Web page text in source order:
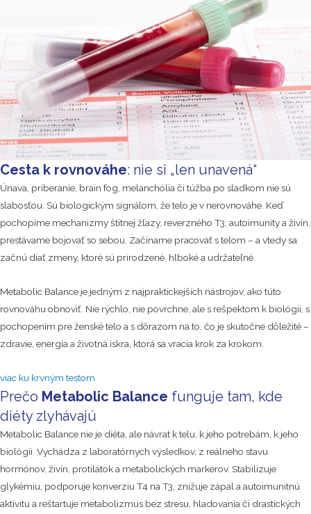
Cesta k rovnováhe: nie si „len unavená“
Únava, priberanie, brain fog, melanchólia či túžba po sladkom nie sú
slabosťou. Sú biologickým signálom, že telo je v nerovnováhe. Keď
pochopíme mechanizmy štítnej žľazy, reverzného T3, autoimunity a živín,
prestávame bojovať so sebou. Začíname pracovať s telom – a vtedy sa
začnú diať zmeny, ktoré sú prirodzené, hlboké a udržateľné.
Metabolic Balance je jedným z najpraktickejších nástrojov, ako túto
rovnováhu obnoviť. Nie rýchlo, nie povrchne, ale s rešpektom k biológii, s
pochopením pre ženské telo a s dôrazom na to, čo je skutočne dôležité –
zdravie, energia a životná iskra, ktorá sa vracia krok za krokom.
viac ku krvným testom
Prečo Metabolic Balance funguje tam, kde
diéty zlyhávajú
Metabolic Balance nie je diéta, ale návrat k telu, k jeho potrebám, k jeho
biológii. Vychádza z laboratórnych výsledkov, z reálneho stavu
hormónov, živín, protilátok a metabolických markerov. Stabilizuje
glykémiu, podporuje konverziu T4 na T3, znižuje zápal a autoimunitnú
aktivitu a reštartuje metabolizmus bez stresu, hladovania či drastických